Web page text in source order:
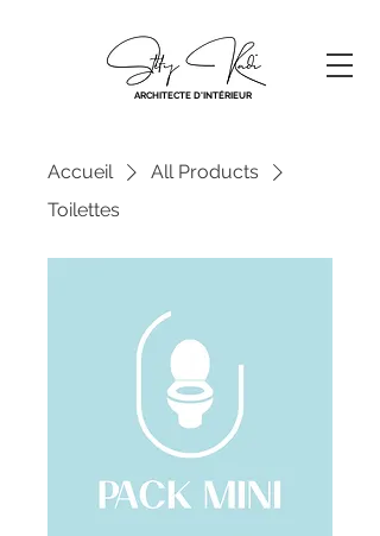
ARCHITECTE D'INTÉRIEUR
Accueil
All Products
Toilettes